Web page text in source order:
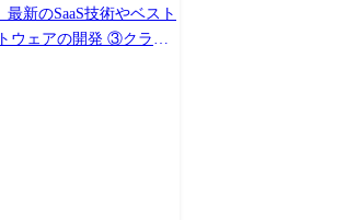
新のSaaS技術やベスト
ウェアの開発 ③クラウ